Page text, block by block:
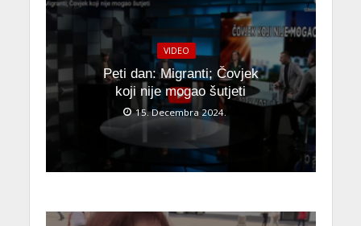
VIDEO
Peti dan: Migranti; Čovjek
koji nije mogao šutjeti
15. Decembra 2024.